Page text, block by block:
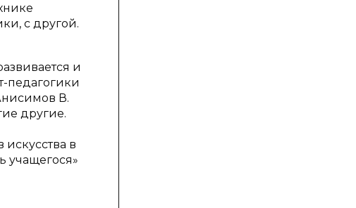
с другой.
и
педагогики
В.
другие.
в
учащегося»